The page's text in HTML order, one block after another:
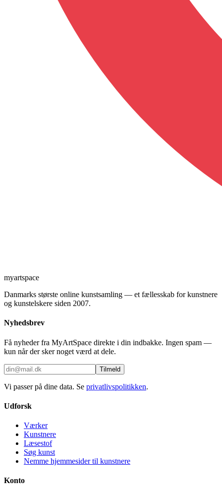
myartspace
Danmarks største online kunstsamling — et fællesskab for kunstnere
og kunstelskere siden 2007.
Nyhedsbrev
Få nyheder fra MyArtSpace direkte i din indbakke. Ingen spam —
kun når der sker noget værd at dele.
Tilmeld
Vi passer på dine data. Se privatlivspolitikken.
Udforsk
Værker
Kunstnere
Læsestof
Søg kunst
Nemme hjemmesider til kunstnere
Konto